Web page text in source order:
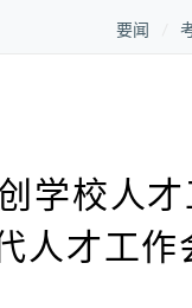
要闻
学校人
人才工作